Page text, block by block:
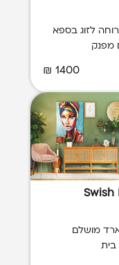
לזוג בספא
מפנק
1400 ₪
Swish
מושלם
בית